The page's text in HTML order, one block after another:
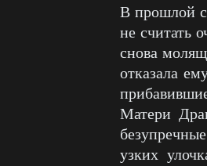
В прошлой
не считать
снова
отказала
Матери
узких